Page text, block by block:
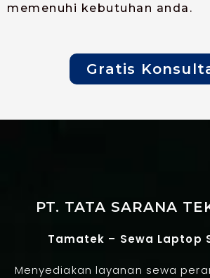
memenuhi kebutuhan anda.
Gratis
PT. TATA SARANA
Tamatek – Sewa Laptop
Menyediakan layanan sewa